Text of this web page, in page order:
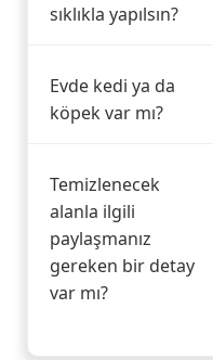
sıklıkla yapılsın?
Evde kedi ya da
köpek var mı?
Temizlenecek
alanla ilgili
paylaşmanız
gereken bir detay
var mı?